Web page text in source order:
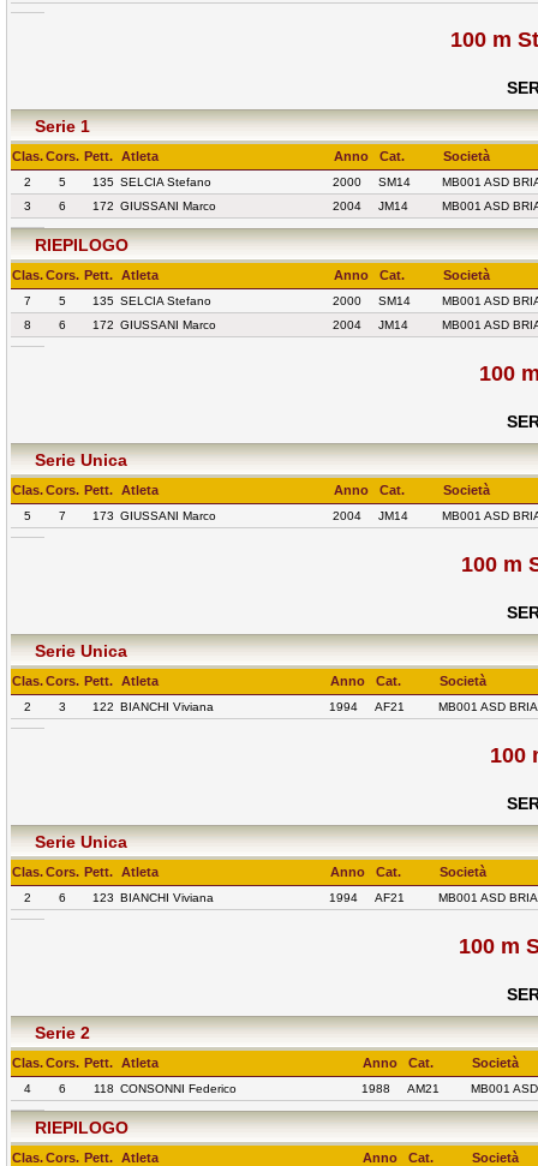
100 m
Serie 1
Clas.Cors. Pett. Atleta Anno Cat. Società
2 5 135 SELCIA Stefano 2000 SM14
MB001 ASD
3
6 172 GIUSSANI Marco 2004 JM14 MB001 ASD
RIEPILOGO
Clas.Cors. Pett. Atleta Anno Cat. Società
7 5 135 SELCIA Stefano 2000 SM14
MB001 ASD
8
6 172 GIUSSANI Marco 2004 JM14 MB001 ASD
100
Serie Unica
Clas.Cors. Pett. Atleta Anno Cat. Società
5 7 173 GIUSSANI Marco 2004 JM14 MB001 ASD
100 m
Serie Unica
Clas.Cors. Pett. Atleta Anno Cat. Società
2 3 122 BIANCHI Viviana 1994 AF21 MB001 ASD
100
Serie Unica
Clas.Cors. Pett. Atleta Anno Cat. Società
2 6 123 BIANCHI Viviana 1994 AF21 MB001 ASD
100 m
Serie 2
Clas.Cors. Pett. Atleta Anno Cat. Società
4 6 118 CONSONNI Federico 1988 AM21 MB001
RIEPILOGO
Clas.Cors. Pett. Atleta Anno Cat. Società